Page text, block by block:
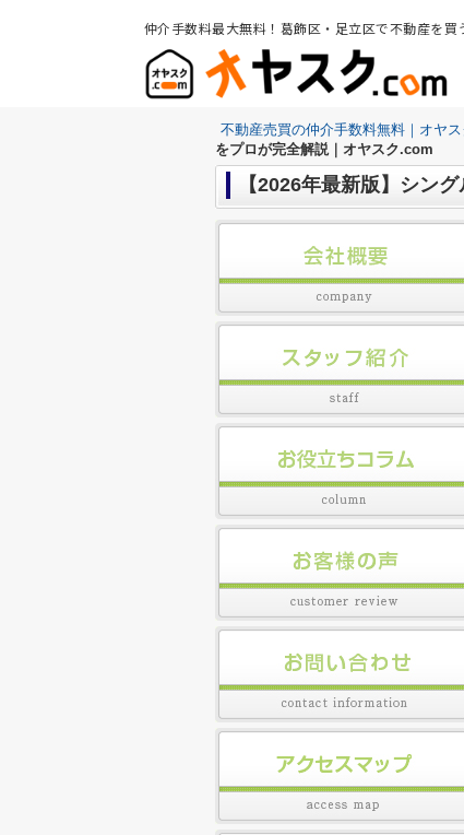
仲介手数料最大無料！葛飾区・足立区で不動産を買
不動産売買の仲介手数料無料｜オヤ
をプロが完全解説｜オヤスク.com